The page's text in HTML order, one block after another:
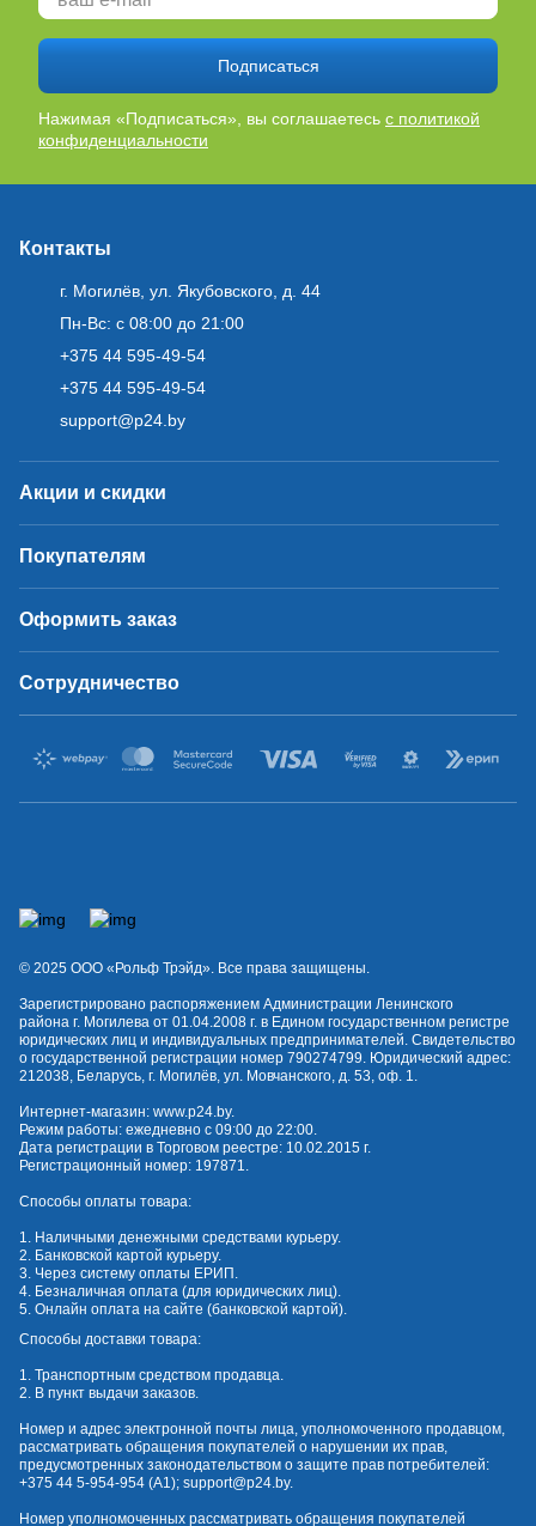
Подписаться
Нажимая «Подписаться», вы соглашаетесь с политикой
конфиденциальности
Контакты
г. Могилёв, ул. Якубовского, д. 44
Пн-Вс: с 08:00 до 21:00
+375 44 595-49-54
+375 44 595-49-54
support@p24.by
Акции и скидки
Покупателям
Оформить заказ
Сотрудничество
© 2025 OOO «Рольф Трэйд». Все права защищены.
Зарегистрировано распоряжением Администрации Ленинского
района г. Могилева от 01.04.2008 г. в Едином государственном регистре
юридических лиц и индивидуальных предпринимателей. Свидетельство
о государственной регистрации номер 790274799. Юридический адрес:
212038, Беларусь, г. Могилёв, ул. Мовчанского, д. 53, оф. 1.
Интернет-магазин: www.p24.by.
Режим работы: ежедневно с 09:00 до 22:00.
Дата регистрации в Торговом реестре: 10.02.2015 г.
Регистрационный номер: 197871.
Способы оплаты товара:
1. Наличными денежными средствами курьеру.
2. Банковской картой курьеру.
3. Через систему оплаты ЕРИП.
4. Безналичная оплата (для юридических лиц).
5. Онлайн оплата на сайте (банковской картой).
Способы доставки товара:
1. Транспортным средством продавца.
2. В пункт выдачи заказов.
Номер и адрес электронной почты лица, уполномоченного продавцом,
рассматривать обращения покупателей о нарушении их прав,
предусмотренных законодательством о защите прав потребителей:
+375 44 5-954-954 (А1); support@p24.by.
Номер уполномоченных рассматривать обращения покупателей